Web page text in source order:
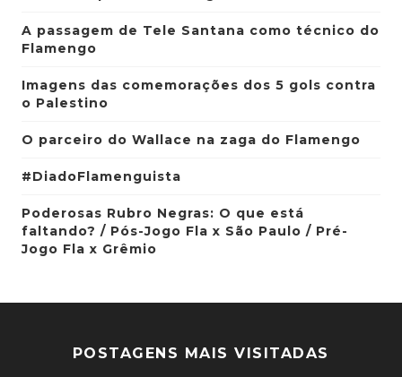
A passagem de Tele Santana como técnico do
Flamengo
Imagens das comemorações dos 5 gols contra
o Palestino
O parceiro do Wallace na zaga do Flamengo
#DiadoFlamenguista
Poderosas Rubro Negras: O que está
faltando? / Pós-Jogo Fla x São Paulo / Pré-
Jogo Fla x Grêmio
POSTAGENS MAIS VISITADAS